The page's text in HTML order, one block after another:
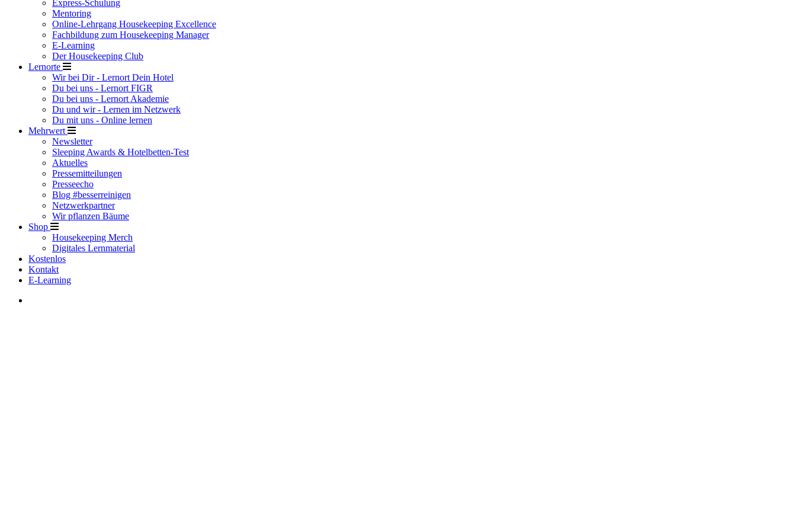
Express-Schulung
Mentoring
Online-Lehrgang Housekeeping Excellence
Fachbildung zum Housekeeping Manager
E-Learning
Der Housekeeping Club
Lernorte
Wir bei Dir - Lernort Dein Hotel
Du bei uns - Lernort FIGR
Du bei uns - Lernort Akademie
Du und wir - Lernen im Netzwerk
Du mit uns - Online lernen
Mehrwert
Newsletter
Sleeping Awards & Hotelbetten-Test
Aktuelles
Pressemitteilungen
Presseecho
Blog #besserreinigen
Netzwerkpartner
Wir pflanzen Bäume
Shop
Housekeeping Merch
Digitales Lernmaterial
Kostenlos
Kontakt
E-Learning